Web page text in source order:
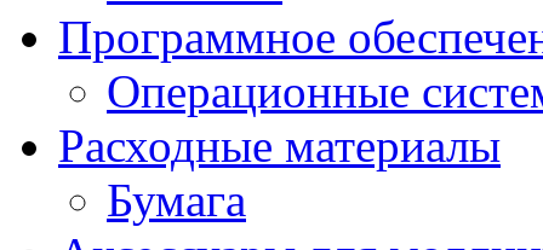
Программное
Операционные
Расходные материалы
Бумага